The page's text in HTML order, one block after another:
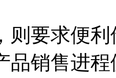
则要求便
品销售进